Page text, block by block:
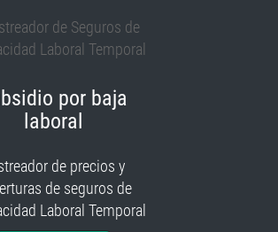
por baja
laboral
de precios y
de seguros de
Laboral Temporal